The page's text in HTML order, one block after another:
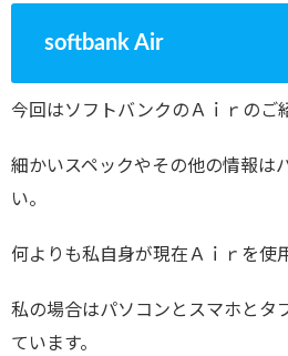
softbank Air
今回はソフトバンクのＡｉｒのご
細かいスペックやその他の情報は
い。
何よりも私自身が現在Ａｉｒを使
私の場合はパソコンとスマホとタ
ています。